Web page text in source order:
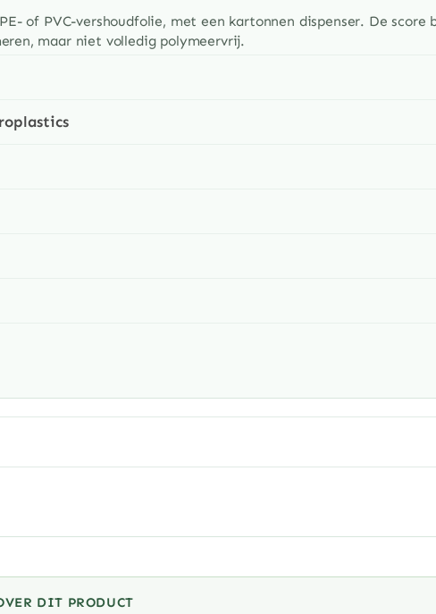
of PVC-vershoudfolie, met een kartonnen dispenser. De
maar niet volledig polymeervrij.
DIT PRODUCT